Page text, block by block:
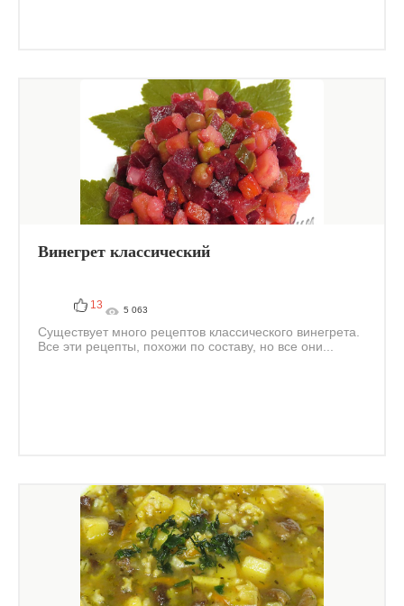
Винегрет классический
13 5 063
Существует много рецептов классического винегрета.
Все эти рецепты, похожи по составу, но все они...